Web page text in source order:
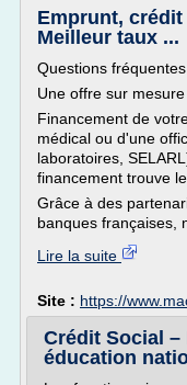
Emprunt,
Meilleur taux ...
Questions fréquentes
Une offre sur
Financement de
médical ou d'une
laboratoires,
financement trouve
Grâce à des
banques françaises,
Lire la suite
Site : https://
Crédit Social –
éducation